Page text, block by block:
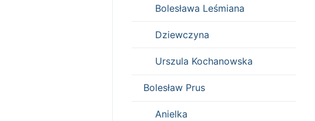
Bolesława Leśmiana
Dziewczyna
Urszula Kochanowska
Bolesław Prus
Anielka